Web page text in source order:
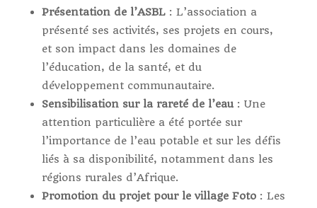
Présentation de l’ASBL: L’association a
présenté ses activités, ses projets en cours,
et son impact dans les domaines de
l’éducation, de la santé, et du
développement communautaire.
Sensibilisation sur la rareté de l’eau: Une
attention particulière a été portée sur
l’importance de l’eau potable et sur les défis
liés à sa disponibilité, notamment dans les
régions rurales d’Afrique.
Promotion du projet pour le village Foto: Les